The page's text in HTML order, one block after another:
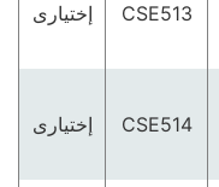
CSE513 إختيارى
CSE514 إختيارى